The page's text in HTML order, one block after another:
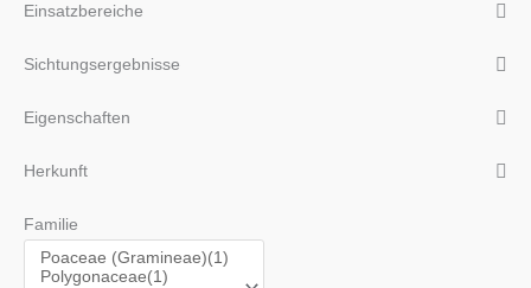
Einsatzbereiche
Sichtungsergebnisse
Eigenschaften
Herkunft
Familie